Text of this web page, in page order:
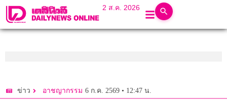
2 ส.ค. 2026
ข่าว อาชญากรรม 6 ก.ค. 2569 • 12:47 น.